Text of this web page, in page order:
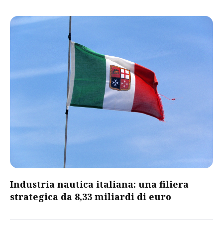
​Industria nautica italiana: una filiera
strategica da 8,33 miliardi di euro​